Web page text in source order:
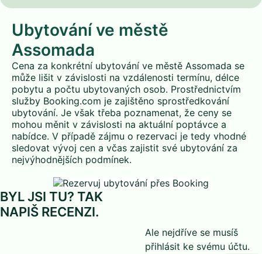
Ubytování ve městě
Assomada
Cena za konkrétní ubytování ve městě Assomada se
může lišit v závislosti na vzdálenosti termínu, délce
pobytu a počtu ubytovaných osob. Prostřednictvím
služby Booking.com je zajištěno sprostředkování
ubytování. Je však třeba poznamenat, že ceny se
mohou měnit v závislosti na aktuální poptávce a
nabídce. V případě zájmu o rezervaci je tedy vhodné
sledovat vývoj cen a včas zajistit své ubytování za
nejvýhodnějších podmínek.
BYL JSI TU? TAK
NAPIŠ RECENZI.
Ale nejdříve se musíš
přihlásit ke svému účtu.